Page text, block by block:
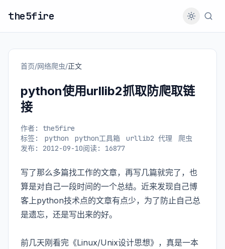
the5fire
首页/网络爬虫/正文
python使用urllib2抓取防爬取链
接
作者: the5fire
标签:
python python工具箱 urllib2 代理
爬虫
发布: 2012-09-10阅读: 16877
写了那么多篇找工作的文章，再写几篇就完了，也
算是对自己一段时间的一个总结。近来发现自己博
客上python技术点的文章有点少，为了防止自己总
是遗忘，还是写出来的好。
前几天刚看完《Linux/Unix设计思想》，真是一本